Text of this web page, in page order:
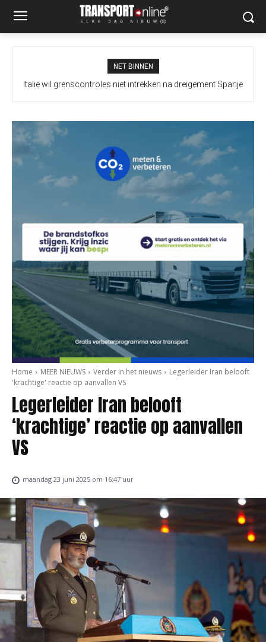
NET BINNEN
Italië wil grenscontroles niet intrekken na dreigement Spanje
Extra maatregelen moeten vrachtverkeer Merwedebrug
Home MEER NIEUWS Verder in het nieuws
Legerleider Iran belooft
'krachtige' reactie op aanvallen VS
Legerleider Iran belooft
‘krachtige’ reactie op aanvallen
VS
maandag 23 juni 2025 om 16:47 uur